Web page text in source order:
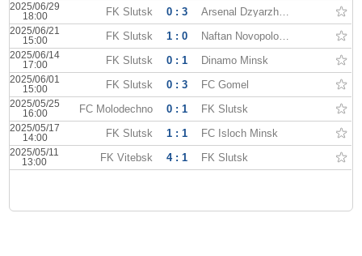
2025/06/29
18:00
FK Slutsk 0 : 3 Arsenal Dzyarzhynsk
2025/06/21
15:00
FK Slutsk 1 : 0 Naftan Novopolotsk
2025/06/14
17:00
FK Slutsk 0 : 1 Dinamo Minsk
2025/06/01
15:00
FK Slutsk 0 : 3 FC Gomel
2025/05/25
16:00
FC Molodechno 0 : 1 FK Slutsk
2025/05/17
14:00
FK Slutsk 1 : 1 FC Isloch Minsk
2025/05/11
13:00
FK Vitebsk 4 : 1 FK Slutsk